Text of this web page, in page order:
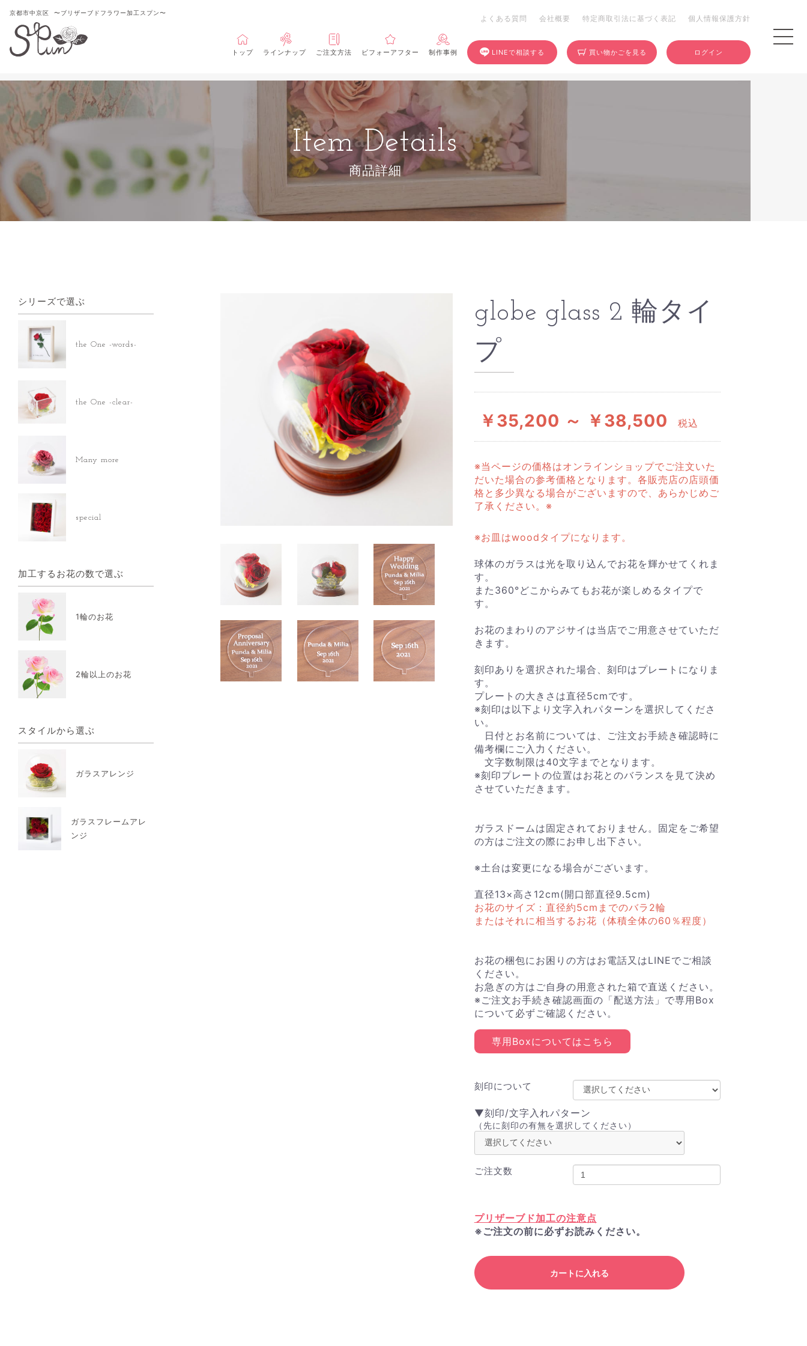
京都市中京区 〜ブリザーブドフラワー加工スプン〜
よくある質問 会社概要 特定商取引法に基づく表記 個人情報保護方針
トップ ラインナップ ご注文方法 ビフォーアフター 制作事例 LINEで相談する 買い物かごを見る ログイン
Item Details
商品詳細
globe glass 2 輪タイ
プ
￥35,200 ～ ￥38,500 税込
※当ページの価格はオンラインショップでご注文いた
だいた場合の参考価格となります。各販売店の店頭価
格と多少異なる場合がございますので、あらかじめご
了承ください。※
※お皿はwoodタイプになります。
球体のガラスは光を取り込んでお花を輝かせてくれま
す。
また360°どこからみてもお花が楽しめるタイプで
す。
お花のまわりのアジサイは当店でご用意させていただ
きます。
刻印ありを選択された場合、刻印はプレートになりま
す。
プレートの大きさは直径5cmです。
※刻印は以下より文字入れパターンを選択してくださ
い。
日付とお名前については、ご注文お手続き確認時に
備考欄にご入力ください。
文字数制限は40文字までとなります。
※刻印プレートの位置はお花とのバランスを見て決め
させていただきます。
ガラスドームは固定されておりません。固定をご希望
の方はご注文の際にお申し出下さい。
※土台は変更になる場合がございます。
直径13×高さ12cm(開口部直径9.5cm)
お花のサイズ：直径約5cmまでのバラ2輪
またはそれに相当するお花（体積全体の60％程度）
お花の梱包にお困りの方はお電話又はLINEでご相談
ください。
お急ぎの方はご自身の用意された箱で直送ください。
※ご注文お手続き確認画面の「配送方法」で専用Box
について必ずご確認ください。
専用Boxについてはこちら
刻印について
▼刻印/文字入れパターン
（先に刻印の有無を選択してください）
ご注文数
プリザーブド加工の注意点
※ご注文の前に必ずお読みください。
カートに入れる
シリーズで選ぶ
the One -words-
the One -clear-
Many more
special
加工するお花の数で選ぶ
1輪のお花
2輪以上のお花
スタイルから選ぶ
ガラスアレンジ
ガラスフレームアレ
ンジ